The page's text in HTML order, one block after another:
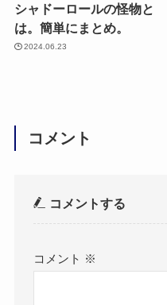
シャドーロールの怪物と
は。簡単にまとめ。
2024.06.23
コメント
コメントする
コメント ※